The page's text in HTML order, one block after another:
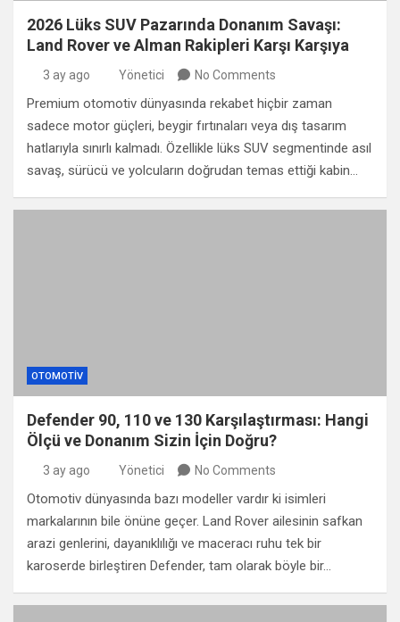
2026 Lüks SUV Pazarında Donanım Savaşı:
Land Rover ve Alman Rakipleri Karşı Karşıya
3 ay ago Yönetici No Comments
Premium otomotiv dünyasında rekabet hiçbir zaman
sadece motor güçleri, beygir fırtınaları veya dış tasarım
hatlarıyla sınırlı kalmadı. Özellikle lüks SUV segmentinde asıl
savaş, sürücü ve yolcuların doğrudan temas ettiği kabin…
OTOMOTIV
Defender 90, 110 ve 130 Karşılaştırması: Hangi
Ölçü ve Donanım Sizin İçin Doğru?
3 ay ago Yönetici No Comments
Otomotiv dünyasında bazı modeller vardır ki isimleri
markalarının bile önüne geçer. Land Rover ailesinin safkan
arazi genlerini, dayanıklılığı ve maceracı ruhu tek bir
karoserde birleştiren Defender, tam olarak böyle bir…